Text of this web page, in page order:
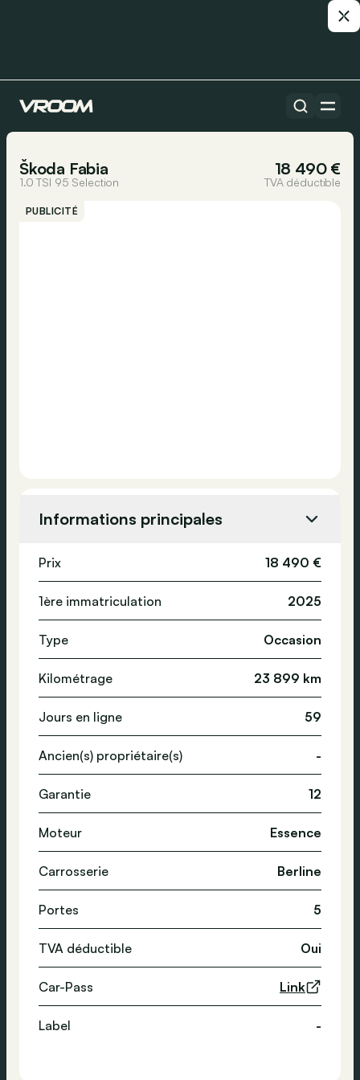
Toutes les voitures
Škoda Fabia 18 490 €
1.0 TSI 95 Selection TVA déductible
PUBLICITÉ
Informations principales
Prix 18 490 €
1ère immatriculation 2025
Type Occasion
Kilométrage 23 899 km
Jours en ligne 59
Ancien(s) propriétaire(s) -
Garantie 12
Moteur Essence
Carrosserie Berline
Portes 5
TVA déductible Oui
Car-Pass Link
Label -